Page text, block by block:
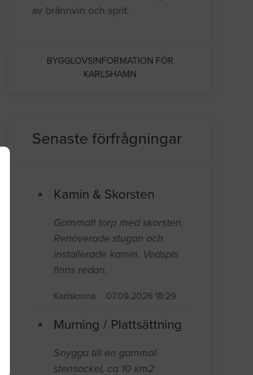
av brännvin och sprit.
BYGGLOVSINFORMATION FÖR
KARLSHAMN
Senaste förfrågningar
Kamin & Skorsten
Gammalt torp med skorsten.
Renoverade stugan och
installerade kamin. Vedspis
finns redan.
Karlskrona 07.09.2026 18:29
Murning / Plattsättning
Snygga till en gammal
stensockel, ca 10 km2